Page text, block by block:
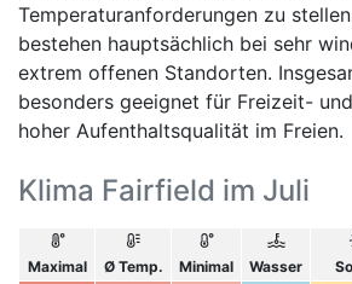
Temperaturanforderungen zu
bestehen hauptsächlich bei sehr
extrem offenen Standorten.
besonders geeignet für Freizeit-
hoher Aufenthaltsqualität im Freien.
Klima Fairfield im Juli
Maximal Ø Temp. Minimal Wasser